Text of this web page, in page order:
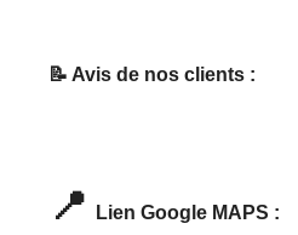
📝 Avis de nos clients :
📍 Lien Google MAPS :